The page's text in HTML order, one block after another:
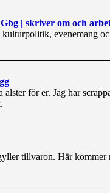
| skriver om och
evenemang
alster för er. Jag har
tillvaron. Här kommer